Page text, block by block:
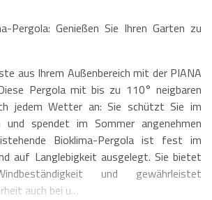
Pergola: Genießen Sie Ihren Garten zu
aus Ihrem Außenbereich mit der PIANA
Pergola mit bis zu 110° neigbaren
jedem Wetter an: Sie schützt Sie im
spendet im Sommer angenehmen
Bioklima-Pergola ist fest im
auf Langlebigkeit ausgelegt. Sie bietet
und gewährleistet
auch bei u…